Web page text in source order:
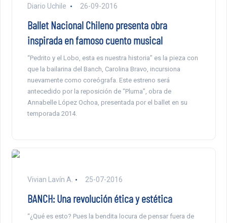
Diario Uchile 26-09-2016
Ballet Nacional Chileno presenta obra
inspirada en famoso cuento musical
“Pedrito y el Lobo, esta es nuestra historia” es la pieza con
que la bailarina del Banch, Carolina Bravo, incursiona
nuevamente como coreógrafa. Este estreno será
antecedido por la reposición de “Pluma”, obra de
Annabelle López Ochoa, presentada por el ballet en su
temporada 2014.
Vivian Lavín A. 25-07-2016
BANCH: Una revolución ética y estética
“¿Qué es esto? Pues la bendita locura de pensar fuera de